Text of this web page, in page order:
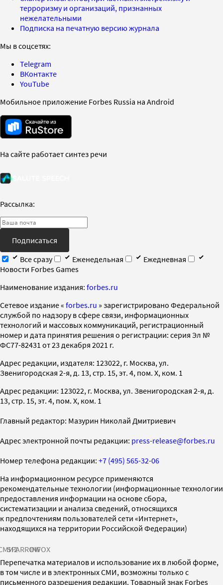
терроризму и организаций, признанных
нежелательными
Подписка на печатную версию журнала
Мы в соцсетях:
Telegram
ВКонтакте
YouTube
Мобильное приложение Forbes Russia на Android
На сайте работает синтез речи
Рассылка:
Подписаться
Все сразу
Еженедельная
Ежедневная
Новости Forbes Games
Наименование издания: forbes.ru
Cетевое издание « forbes.ru » зарегистрировано Федеральной
службой по надзору в сфере связи, информационных
технологий и массовых коммуникаций, регистрационный
номер и дата принятия решения о регистрации: серия Эл №
ФС77-82431 от 23 декабря 2021 г.
Адрес редакции, издателя: 123022, г. Москва, ул.
Звенигородская 2-я, д. 13, стр. 15, эт. 4, пом. X, ком. 1
Адрес редакции: 123022, г. Москва, ул. Звенигородская 2-я, д.
13, стр. 15, эт. 4, пом. X, ком. 1
Главный редактор: Мазурин Николай Дмитриевич
Адрес электронной почты редакции: press-release@forbes.ru
Номер телефона редакции: +7 (495) 565-32-06
На информационном ресурсе применяются
рекомендательные технологии (информационные технологии
предоставления информации на основе сбора,
систематизации и анализа сведений, относящихся
к предпочтениям пользователей сети «Интернет»,
находящихся на территории Российской Федерации)
SPARROWINFOX
Перепечатка материалов и использование их в любой форме,
в том числе и в электронных СМИ, возможны только с
письменного разрешения редакции. Товарный знак Forbes